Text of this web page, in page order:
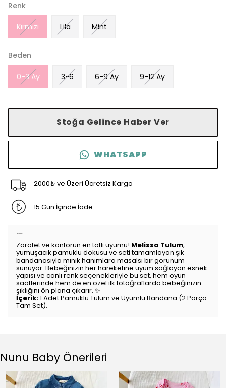
Renk
Kırmızı Lila Mint
Beden
0-3 Ay 3-6 6-9 Ay 9-12 Ay
Stoğa Gelince Haber Ver
WHATSAPP
2000₺ ve Üzeri Ücretsiz Kargo
15 Gün İçinde İade
Zarafet ve konforun en tatlı uyumu! Melissa Tulum,
yumuşacık pamuklu dokusu ve seti tamamlayan şık
bandanasıyla minik hanımlara masalsı bir görünüm
sunuyor. Bebeğinizin her hareketine uyum sağlayan esnek
yapısı ve canlı renk seçenekleriyle bu set, hem oyun
saatlerinde hem de en özel ilk fotoğraflarda bebeğinizin
şıklığını ön plana çıkarır. ✨
İçerik:1 Adet Pamuklu Tulum ve Uyumlu Bandana (2 Parça
Tam Set).
Nunu Baby Önerileri